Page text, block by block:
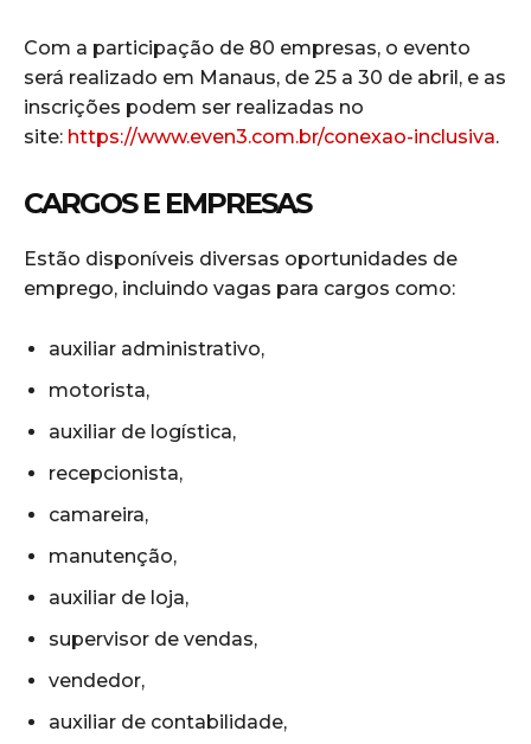
Com a participação de 80 empresas, o evento
será realizado em Manaus, de 25 a 30 de abril, e as
inscrições podem ser realizadas no
site: https://www.even3.com.br/conexao-inclusiva.
CARGOS E EMPRESAS
Estão disponíveis diversas oportunidades de
emprego, incluindo vagas para cargos como:
auxiliar administrativo,
motorista,
auxiliar de logística,
recepcionista,
camareira,
manutenção,
auxiliar de loja,
supervisor de vendas,
vendedor,
auxiliar de contabilidade,